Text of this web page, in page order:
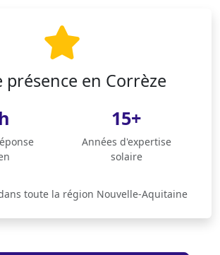
présence en Corrèze
15+
Années d'expertise
solaire
toute la région Nouvelle-Aquitaine